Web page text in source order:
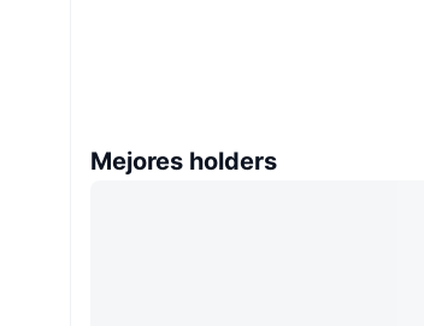
Mejores holders